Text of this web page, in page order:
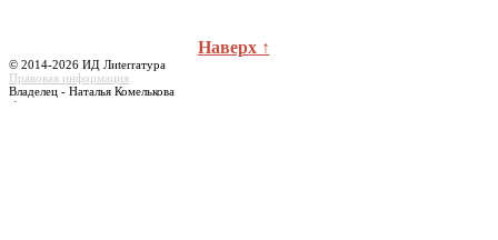
Наверх ↑
© 2014-2026 ИД Лиterraтура
Правовая информация
Владелец - Наталья Комелькова
Авторизация